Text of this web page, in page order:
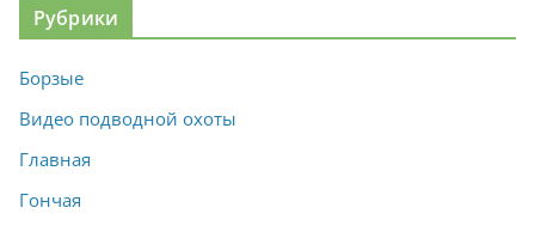
Рубрики
Борзые
Видео подводной охоты
Главная
Гончая